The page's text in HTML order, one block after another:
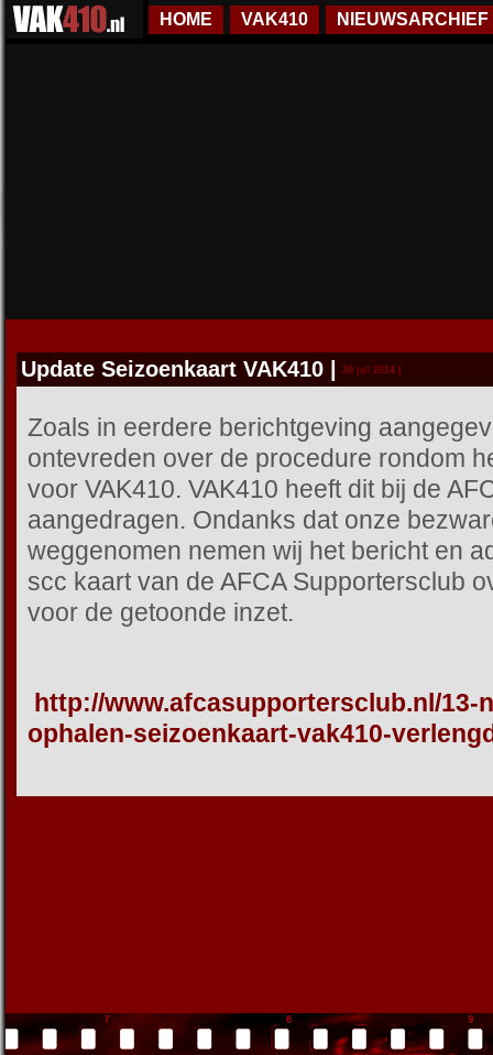
HOME VAK410 NIEUWSARCHIEF
Update Seizoenkaart VAK410 30 jul 2014 |
Zoals in eerdere berichtgeving
ontevreden over de procedure rondom
voor VAK410. VAK410 heeft dit bij de
aangedragen. Ondanks dat onze
weggenomen nemen wij het bericht en
scc kaart van de AFCA Supportersclub
voor de getoonde inzet.
http://www.afcasupportersclub.nl/13-
ophalen-seizoenkaart-vak410-